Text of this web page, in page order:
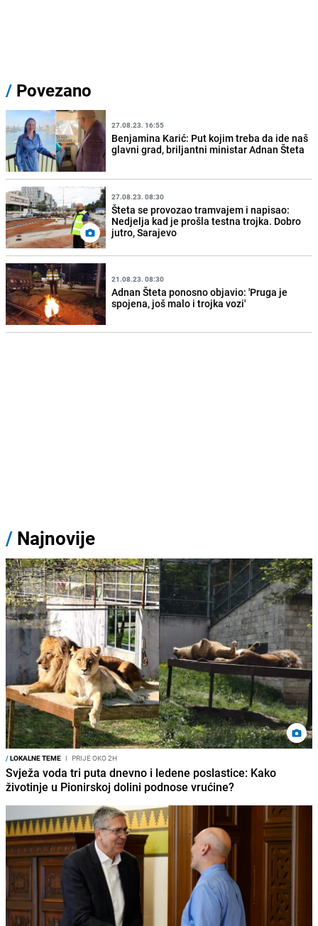
/ Povezano
27.08.23. 16:55
Benjamina Karić: Put kojim treba da ide naš
glavni grad, briljantni ministar Adnan Šteta
27.08.23. 08:30
Šteta se provozao tramvajem i napisao:
Nedjelja kad je prošla testna trojka. Dobro
jutro, Sarajevo
21.08.23. 08:30
Adnan Šteta ponosno objavio: 'Pruga je
spojena, još malo i trojka vozi'
/ Najnovije
/LOKALNE TEME I PRIJE OKO 2H
Svježa voda tri puta dnevno i ledene poslastice: Kako
životinje u Pionirskoj dolini podnose vrućine?